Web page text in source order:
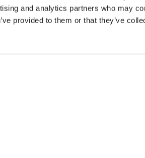
and analytics partners who may
provided to them or that they’ve